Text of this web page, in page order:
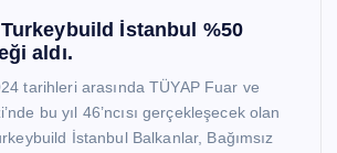
Turkeybuild İstanbul %50
aldı.
tarihleri arasında TÜYAP Fuar ve
bu yıl 46’ncısı gerçekleşecek olan
İstanbul Balkanlar, Bağımsız